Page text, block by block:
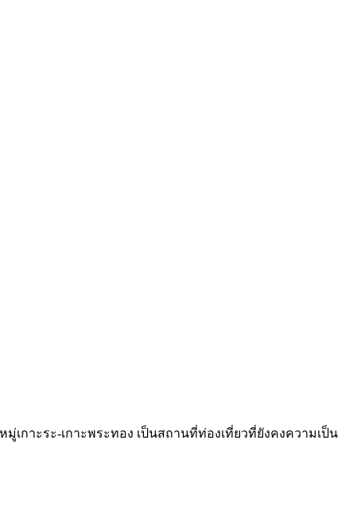
เกาะระ-เกาะพระทอง เป็นสถานที่ท่องเที่ยวที่ยังคงความเป็น